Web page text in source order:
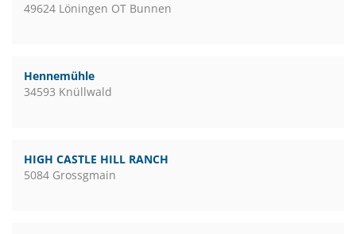
49624 Löningen OT Bunnen
Hennemühle
34593 Knüllwald
HIGH CASTLE HILL RANCH
5084 Grossgmain